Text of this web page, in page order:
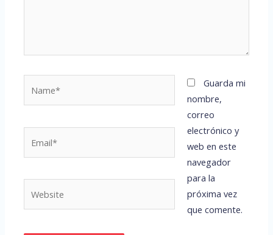
Guarda mi
nombre,
correo
electrónico y
web en este
navegador
para la
próxima vez
que comente.